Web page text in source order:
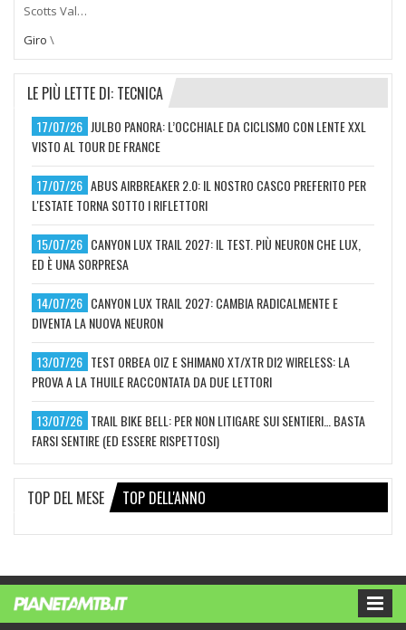
Scotts Val…
Giro \
LE PIÙ LETTE DI: TECNICA
17/07/26 JULBO PANORA: L’OCCHIALE DA CICLISMO CON LENTE XXL
VISTO AL TOUR DE FRANCE
17/07/26 ABUS AIRBREAKER 2.0: IL NOSTRO CASCO PREFERITO PER
L'ESTATE TORNA SOTTO I RIFLETTORI
15/07/26 CANYON LUX TRAIL 2027: IL TEST. PIÙ NEURON CHE LUX,
ED È UNA SORPRESA
14/07/26 CANYON LUX TRAIL 2027: CAMBIA RADICALMENTE E
DIVENTA LA NUOVA NEURON
13/07/26 TEST ORBEA OIZ E SHIMANO XT/XTR DI2 WIRELESS: LA
PROVA A LA THUILE RACCONTATA DA DUE LETTORI
13/07/26 TRAIL BIKE BELL: PER NON LITIGARE SUI SENTIERI… BASTA
FARSI SENTIRE (ED ESSERE RISPETTOSI)
TOP DEL MESE TOP DELL'ANNO